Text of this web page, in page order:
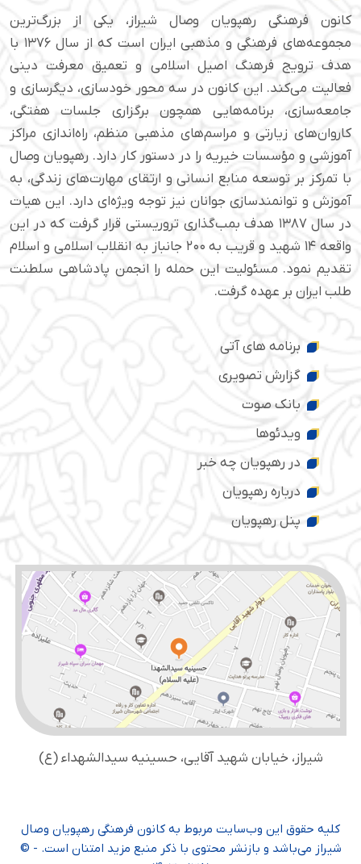
کانون فرهنگی رهپویان وصال شیراز، یکی از بزرگ‌ترین
مجموعه‌های فرهنگی و مذهبی ایران است که از سال ۱۳۷۶ با
هدف ترویج فرهنگ اصیل اسلامی و تعمیق معرفت دینی
فعالیت می‌کند. این کانون در سه محور خودسازی، دیگرسازی و
جامعه‌سازی، برنامه‌هایی همچون برگزاری جلسات هفتگی،
کاروان‌های زیارتی و مراسم‌های مذهبی منظم، راه‌اندازی مراکز
آموزشی و مؤسسات خیریه را در دستور کار دارد. رهپویان وصال
با تمرکز بر توسعه منابع انسانی و ارتقای مهارت‌های زندگی، به
آموزش و توانمندسازی جوانان نیز توجه ویژه‌ای دارد. این هیات
در سال ۱۳۸۷ هدف بمب‌گذاری تروریستی قرار گرفت که در این
واقعه ۱۴ شهید و قریب به ۲۰۰ جانباز به انقلاب اسلامی و اسلام
تقدیم نمود. مسئولیت این حمله را انجمن پادشاهی سلطنت
طلب ایران بر عهده گرفت.
برنامه های آتی
گزارش تصویری
بانک صوت
ویدئوها
در رهپویان چه خبر
درباره رهپویان
پنل رهپویان
شیراز، خیابان شهید آقایی، حسینیه سید‌الشهداء (ع)
کلیه حقوق این وب‌سایت مربوط به کانون فرهنگی رهپویان وصال
شیراز می‌باشد و بازنشر محتوی با ذکر منبع مزید امتنان است. - ©